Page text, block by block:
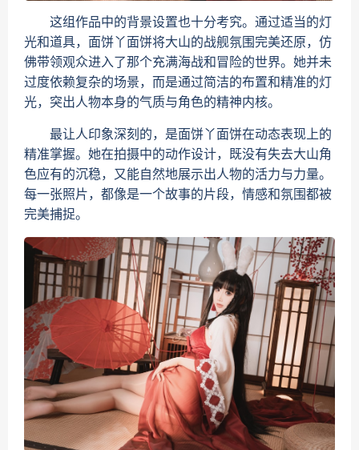
这组作品中的背景设置也十分考究。通过适当的灯
光和道具，面饼丫面饼将大山的战舰氛围完美还原，仿
佛带领观众进入了那个充满海战和冒险的世界。她并未
过度依赖复杂的场景，而是通过简洁的布置和精准的灯
光，突出人物本身的气质与角色的精神内核。
最让人印象深刻的，是面饼丫面饼在动态表现上的
精准掌握。她在拍摄中的动作设计，既没有失去大山角
色应有的沉稳，又能自然地展示出人物的活力与力量。
每一张照片，都像是一个故事的片段，情感和氛围都被
完美捕捉。